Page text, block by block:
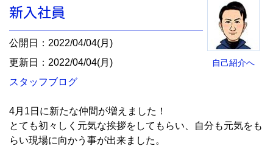
自己紹介へ
新入社員
公開日：2022/04/04(月)
更新日：2022/04/04(月)
スタッフブログ
4月1日に新たな仲間が増えました！
とても初々しく元気な挨拶をしてもらい、自分も元気をも
らい現場に向かう事が出来ました。